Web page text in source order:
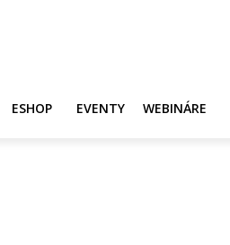
ESHOP EVENTY WEBINÁRE